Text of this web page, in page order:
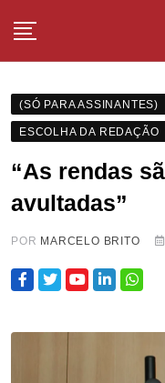
(SÓ PARA ASSINANTES)
ESCOLHA DA REDAÇÃO
“As rendas
avultadas”
POR MARCELO BRITO